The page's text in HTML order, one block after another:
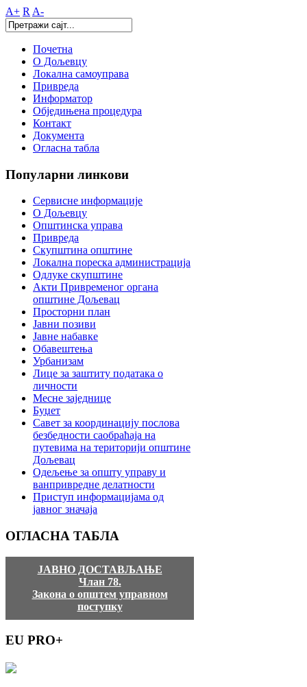
A+ R A-
Почетна
О Дољевцу
Локална самоуправа
Привреда
Информатор
Обједињена процедура
Контакт
Документа
Огласна табла
Популарни линкови
Сервисне информације
О Дољевцу
Општинска управа
Привреда
Скупштина општине
Локална пореска администрација
Одлуке скупштине
Акти Привременог органа
општине Дољевац
Просторни план
Јавни позиви
Јавне набавке
Обавештења
Урбанизам
Лице за заштиту података о
личности
Месне заједнице
Буџет
Савет за координацију послова
безбедности саобраћаја на
путевима на територији општине
Дољевац
Одељење за општу управу и
ванпривредне делатности
Приступ информацијама од
јавног значаја
ОГЛАСНА ТАБЛА
ЈАВНО ДОСТАВЉАЊЕ
Члан 78.
Закона о општем управном
поступку
EU PRO+